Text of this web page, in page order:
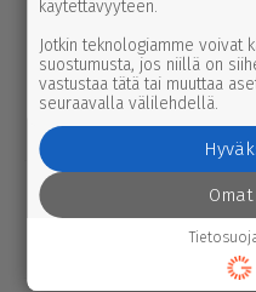
uutinen
Pääl­lys­tys­työt
3-tiellä
kuussa uutta
suunnalle
4.8.2026 3.00
Arto Papusen
Karvia-Päiviltä
käytettävyyteen.
Jotkin teknologiamme voivat
suostumusta, jos niillä on
vastustaa tätä tai muuttaa
seuraavalla välilehdellä.